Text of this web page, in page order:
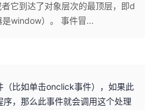
它到达了对象层次的最顶层，即d
window）。 事件冒...
（比如单击onclick事件），如果此
，那么此事件就会调用这个处理